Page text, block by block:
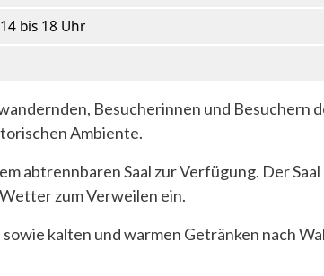
bis 18 Uhr
Besucherinnen und Besuchern
Ambiente.
abtrennbaren Saal zur Verfügung. Der Saal
zum Verweilen ein.
kalten und warmen Getränken nach